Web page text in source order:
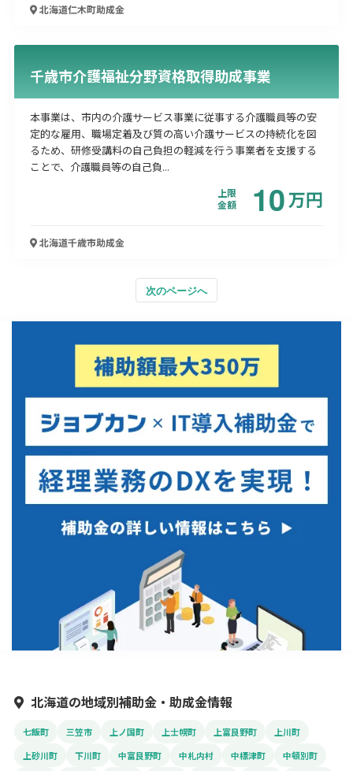
北海道仁木町助成金
千歳市介護福祉分野資格取得助成事業
本事業は、市内の介護サービス事業に従事する介護職員等の安
定的な雇用、職場定着及び質の高い介護サービスの持続化を図
るため、研修受講料の自己負担の軽減を行う事業者を支援する
ことで、介護職員等の自己負...
上限
金額
10万円
北海道千歳市助成金
次のページへ
北海道の地域別補助金・助成金情報
七飯町 三笠市 上ノ国町 上士幌町 上富良野町
上川町
上砂川町
下川町 中富良野町 中札内村 中標津町
中頓別町